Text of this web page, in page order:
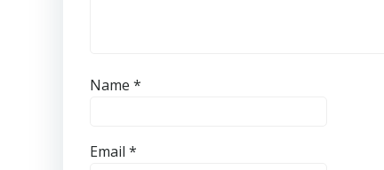
Name *
Email *